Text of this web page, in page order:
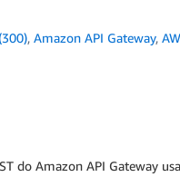
, Amazon API Gateway,
do Amazon API Gateway